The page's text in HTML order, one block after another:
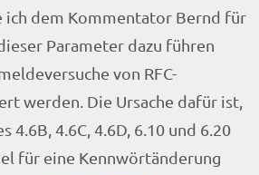
ich dem Kommentator Bernd für
Parameter dazu führen
von RFC-
werden. Die Ursache dafür ist,
4.6B, 4.6C, 4.6D, 6.10 und 6.20
für eine Kennwörtänderung